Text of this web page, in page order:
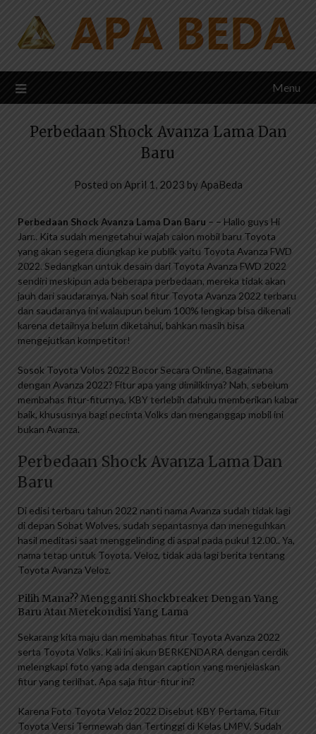
content
Menu
Perbedaan Shock Avanza Lama Dan
Baru
Posted on April 1, 2023 by ApaBeda
Perbedaan Shock Avanza Lama Dan Baru – – Hallo guys Hi
Jarr.. Kita sudah mengetahui wajah calon mobil baru Toyota
yang akan segera diungkap ke publik yaitu Toyota Avanza FWD
2022. Sedangkan untuk desain dari Toyota Avanza FWD 2022
sendiri meskipun ada beberapa perbedaan, mereka tidak akan
jauh dari saudaranya. Nah soal fitur Toyota Avanza 2022 terbaru
dan saudaranya ini walaupun belum 100% lengkap bisa dikenali
karena detailnya belum diketahui, bahkan masih bisa
mengejutkan kompetitor!
Sosok Toyota Volos 2022 Bocor Secara Online, Bagaimana
dengan Avanza 2022? Fitur apa yang dimilikinya? Nah, sebelum
membahas fitur-fiturnya, KBY terlebih dahulu memberikan kabar
baik, khususnya bagi pecinta Volks dan menganggap mobil ini
bukan Avanza.
Perbedaan Shock Avanza Lama Dan
Baru
Di edisi terbaru tahun 2022 nanti nama Avanza sudah tidak lagi
di depan Sobat Wolves, sudah sepantasnya dan meneguhkan
hasil meditasi saat menggelinding di aspal pada pukul 12.00.. Ya,
nama tetap untuk Toyota. Veloz, tidak ada lagi berita tentang
Toyota Avanza Veloz.
Pilih Mana?? Mengganti Shockbreaker Dengan Yang
Baru Atau Merekondisi Yang Lama
Sekarang kita maju dan membahas fitur Toyota Avanza 2022
serta Toyota Volks. Kali ini akun BERKENDARA dengan cerdik
melengkapi foto yang ada dengan caption yang menjelaskan
fitur yang terlihat. Apa saja fitur-fitur ini?
Karena Foto Toyota Veloz 2022 Disebut KBY Pertama, Fitur
Toyota Versi Termewah dan Tertinggi di Kelas LMPV, Sudah